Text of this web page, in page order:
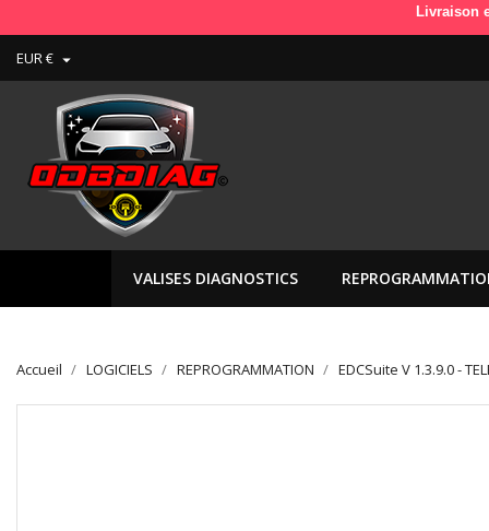
Livraison en France
EUR € 
VALISES DIAGNOSTICS
Accueil LOGICIELS REPROGRAMMATION EDCSuite V 1.3.9.0 -